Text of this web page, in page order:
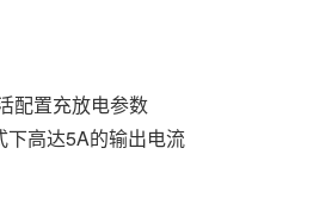
配置充放电参数
下高达5A的输出电流